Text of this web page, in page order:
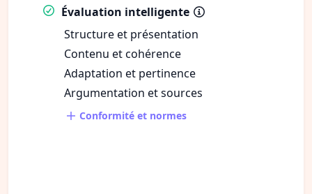
Évaluation intelligente
Structure et présentation
Contenu et cohérence
Adaptation et pertinence
Argumentation et sources
Conformité et normes